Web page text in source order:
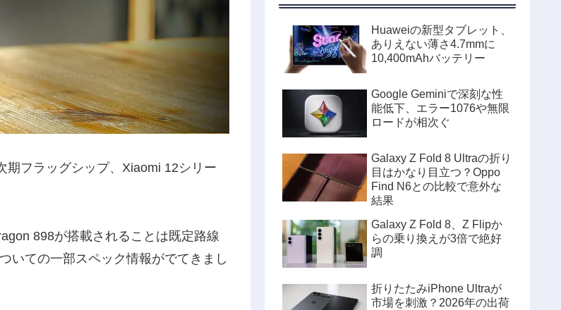
期フラッグシップ、Xiaomi 12シリー
898が搭載されることは既定路線
いての一部スペック情報がでてきまし
Huaweiの新型タブレット、
ありえない薄さ4.7mmに
10,400mAhバッテリー
Google Geminiで深刻な性
能低下、エラー1076や無限
ロードが相次ぐ
Galaxy Z Fold 8 Ultraの折り
目はかなり目立つ？Oppo
Find N6との比較で意外な
結果
Galaxy Z Fold 8、Z Flipか
らの乗り換えが3倍で絶好
調
折りたたみiPhone Ultraが
市場を刺激？2026年の出荷